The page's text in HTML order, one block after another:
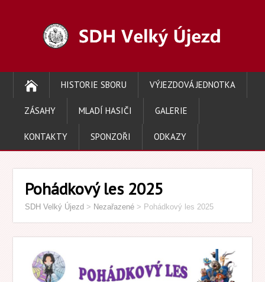
HISTORIE SBORU VÝJEZDOVÁ JEDNOTKA
ZÁSAHY MLADÍ HASIČI GALERIE
KONTAKTY SPONZOŘI ODKAZY
Pohádkový les 2025
SDH Velký Újezd > Nezařazené > Pohádkový les 2025